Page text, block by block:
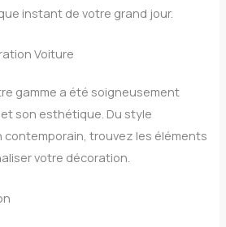
instant de votre grand jour.
Voiture
gamme a été soigneusement
son esthétique. Du style
contemporain, trouvez les éléments
votre décoration.